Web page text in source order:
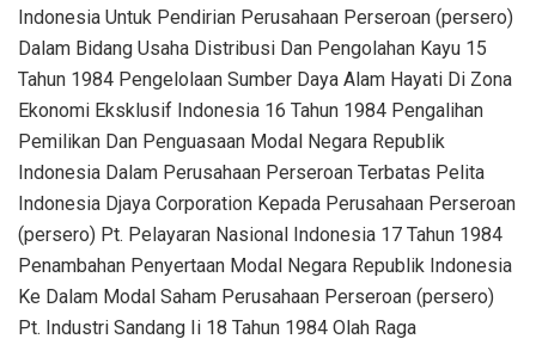
Indonesia Untuk Pendirian Perusahaan Perseroan (persero)
Dalam Bidang Usaha Distribusi Dan Pengolahan Kayu 15
Tahun 1984 Pengelolaan Sumber Daya Alam Hayati Di Zona
Ekonomi Eksklusif Indonesia 16 Tahun 1984 Pengalihan
Pemilikan Dan Penguasaan Modal Negara Republik
Indonesia Dalam Perusahaan Perseroan Terbatas Pelita
Indonesia Djaya Corporation Kepada Perusahaan Perseroan
(persero) Pt. Pelayaran Nasional Indonesia 17 Tahun 1984
Penambahan Penyertaan Modal Negara Republik Indonesia
Ke Dalam Modal Saham Perusahaan Perseroan (persero)
Pt. Industri Sandang Ii 18 Tahun 1984 Olah Raga